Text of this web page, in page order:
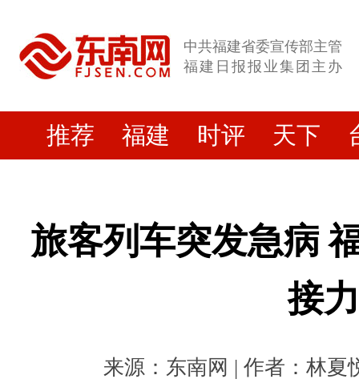
中共福建省委宣传部主管
福建日报报业集团主办
推荐 福建 时评 天下
旅客列车突发急病
接力
来源：东南网 | 作者：林夏